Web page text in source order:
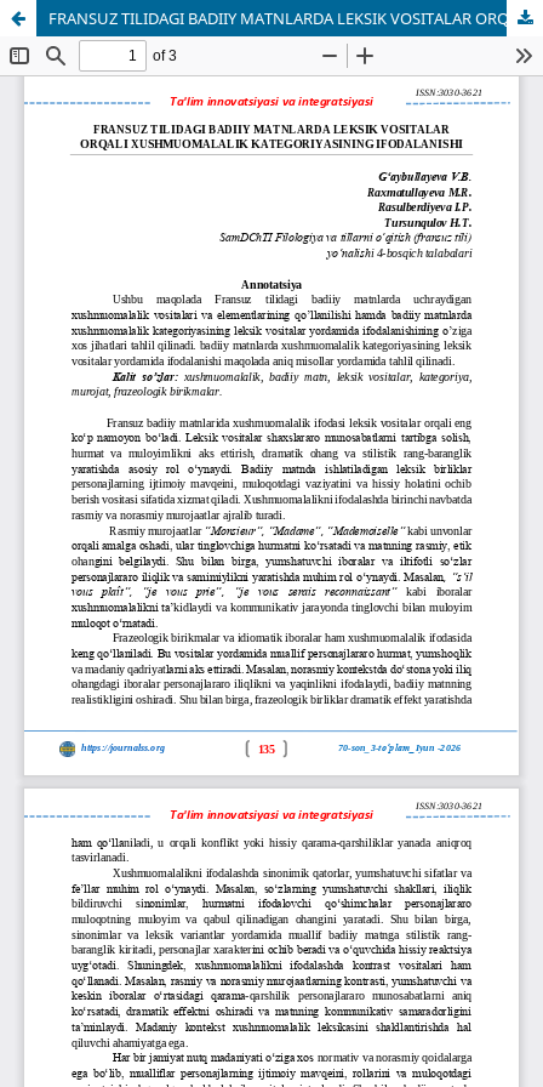
FRANSUZ TILIDAGI BADIIY MATNLARDA LEKSIK VOSITALAR ORQALI XUSHMUOMALALIK KATEGORIYASINING IFODALANISHI